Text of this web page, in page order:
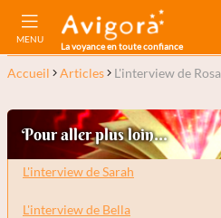
MENU
La voyance en toute confiance
Accueil Articles L'interview de Rosa
Pour aller plus loin...
L'interview de Sarah
L'interview de Bella